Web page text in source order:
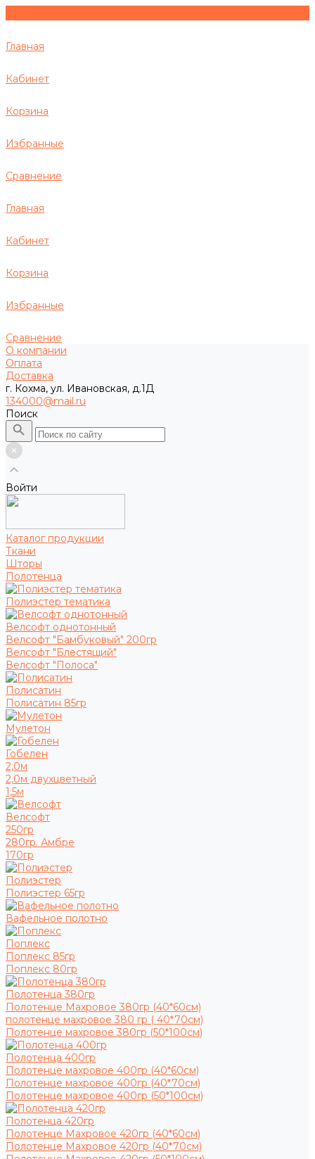
Главная
Кабинет
Корзина
Избранные
Сравнение
Главная
Кабинет
Корзина
Избранные
Сравнение
О компании
Оплата
Доставка
г. Кохма, ул. Ивановская, д.1Д
134000@mail.ru
Поиск
Войти
Каталог продукции
Ткани
Шторы
Полотенца
Полиэстер тематика
Велсофт однотонный
Велсофт "Бамбуковый" 200гр
Велсофт "Блестящий"
Велсофт "Полоса"
Полисатин
Полисатин 85гр
Мулетон
Гобелен
2,0м
2,0м двухцветный
1,5м
Велсофт
250гр
280гр. Амбре
170гр
Полиэстер
Полиэстер 65гр
Вафельное полотно
Поплекс
Поплекс 85гр
Поплекс 80гр
Полотенца 380гр
Полотенце Махровое 380гр (40*60см)
полотенце махровое 380 гр ( 40*70см)
Полотенце махровое 380гр (50*100см)
Полотенца 400гр
Полотенце махровое 400гр (40*60см)
Полотенце махровое 400гр (40*70см)
Полотенце махровое 400гр (50*100см)
Полотенца 420гр
Полотенце Махровое 420гр (40*60см)
Полотенце Махровое 420гр (40*70см)